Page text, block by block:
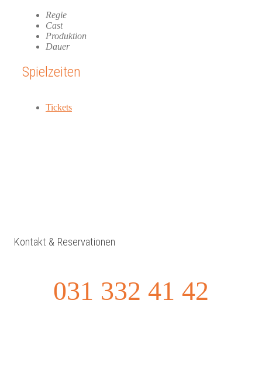
Regie
Cast
Produktion
Dauer
Spielzeiten
Tickets
Kontakt & Reservationen
031 332 41 42